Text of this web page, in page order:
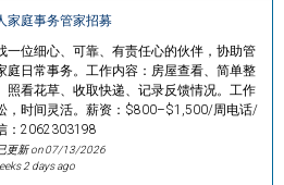
家庭事务管家招募
一位细心、可靠、有责任心的伙伴，协助管
庭日常事务。工作内容：房屋查看、简单整
照看花草、收取快递、记录反馈情况。工作
，时间灵活。薪资：$800–$1,500/周电话/
：2062303198
更新 on07/13/2026
2 days ago